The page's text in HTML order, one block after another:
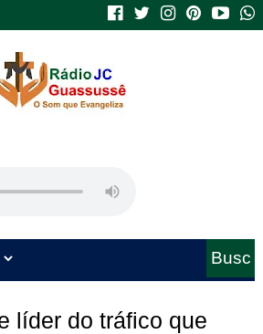
Busc
líder do tráfico que